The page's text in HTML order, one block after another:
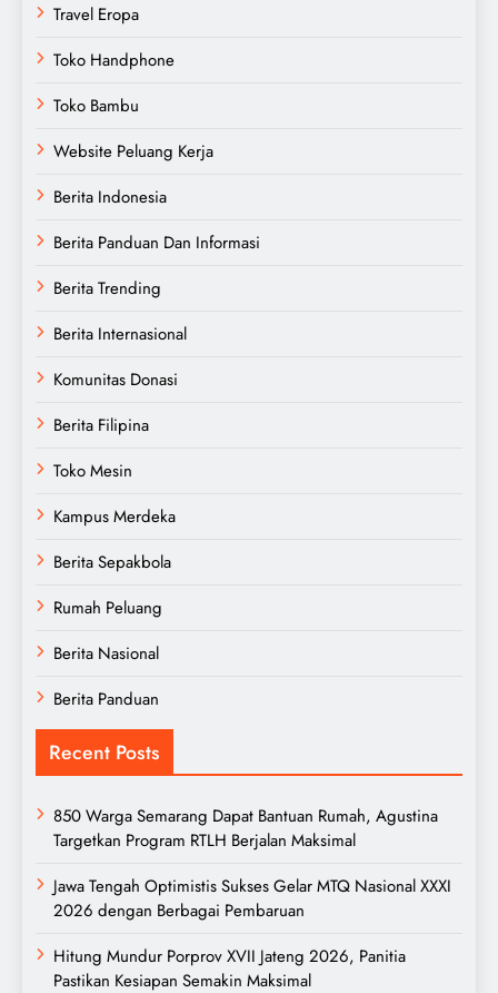
Travel Eropa
Toko Handphone
Toko Bambu
Website Peluang Kerja
Berita Indonesia
Berita Panduan Dan Informasi
Berita Trending
Berita Internasional
Komunitas Donasi
Berita Filipina
Toko Mesin
Kampus Merdeka
Berita Sepakbola
Rumah Peluang
Berita Nasional
Berita Panduan
Recent Posts
850 Warga Semarang Dapat Bantuan Rumah, Agustina
Targetkan Program RTLH Berjalan Maksimal
Jawa Tengah Optimistis Sukses Gelar MTQ Nasional XXXI
2026 dengan Berbagai Pembaruan
Hitung Mundur Porprov XVII Jateng 2026, Panitia
Pastikan Kesiapan Semakin Maksimal